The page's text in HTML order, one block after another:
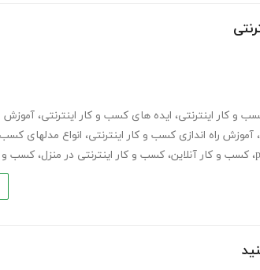
و کار اینترنتی، ایده های کسب و کار اینترنتی، آموزش
، آموزش راه اندازی کسب و کار اینترنتی، انواع مدلهای کسب
، کسب و کار آنلاین، کسب و کار اینترنتی در منزل، کسب و